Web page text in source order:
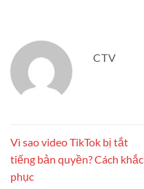
CTV
Vì sao video TikTok bị tắt
tiếng bản quyền? Cách khắc
phục